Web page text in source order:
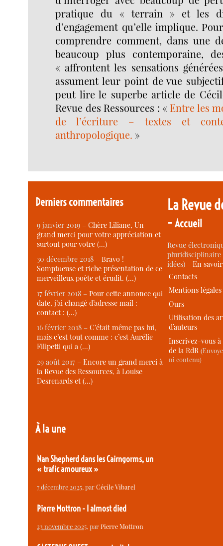
pratique du « terrain » et les
d’engagement qu’elle implique.
comprendre comment, dans une
beaucoup plus contemporaine,
« affrontent les sensations
assument leur point de vue
peut lire le superbe article de
Revue des Ressources : « Entre les
de l’écriture – textes et
anthropologique. »
Derniers commentaires
9 janvier 2019 –Chère Liliane, Un
grand merci pour votre appréciation et
surtout pour votre (…)
30 décembre 2018 –Bravo !
Somptueuse et riche présentation de ce
merveilleux poète et érudit. (…)
17 février 2018 –Pour cette annonce qui
date, j’ai changé d’adresse mail :
contact : (…)
16 février 2018 –C’était même pas lui,
mais c’est tout comme : c’est Aurélie
Filipetti qui a (…)
29 août 2017 –Encore un grand merci à
la Revue des Ressources, à Louise
Desrenards et (…)
À la une
Nan Shepherd dans les Cairngorms, un
« trafic amoureux »
7 décembre 2025, parCécile Vibarel
Pierre Mottron - I almost died
23 novembre 2025, parPierre Mottron
La Revue
-Accueil
Revue
idées) -En
Contacts
Mentions légales
Ours
Utilisation des
d’auteurs
Inscrivez-vous
de la RdR
ni contenu)